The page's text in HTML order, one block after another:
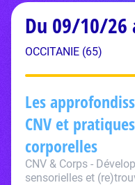
Du 09/10/
OCCITANIE (65)
Les
CNV et
corporelles
CNV & Corps -
sensorielles et